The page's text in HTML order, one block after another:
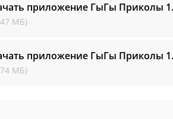
приложение ГыГы Приколы
МБ)
приложение ГыГы Приколы
МБ)